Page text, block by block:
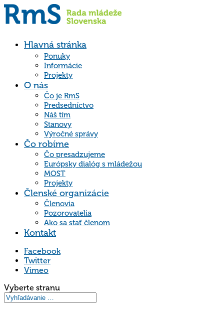
Hlavná stránka
Ponuky
Informácie
Projekty
O nás
Čo je RmS
Predsedníctvo
Náš tím
Stanovy
Výročné správy
Čo robíme
Čo presadzujeme
Európsky dialóg s mládežou
MOST
Projekty
Členské organizácie
Členovia
Pozorovatelia
Ako sa stať členom
Kontakt
Facebook
Twitter
Vimeo
Vyberte stranu